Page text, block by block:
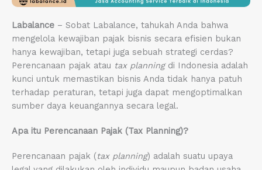
Labalance – Sobat Labalance, tahukah Anda bahwa
mengelola kewajiban pajak bisnis secara efisien bukan
hanya kewajiban, tetapi juga sebuah strategi cerdas?
Perencanaan pajak atau tax planningdi Indonesia adalah
kunci untuk memastikan bisnis Anda tidak hanya patuh
terhadap peraturan, tetapi juga dapat mengoptimalkan
sumber daya keuangannya secara legal.
Apa itu Perencanaan Pajak (Tax Planning)?
Perencanaan pajak (tax planning) adalah suatu upaya